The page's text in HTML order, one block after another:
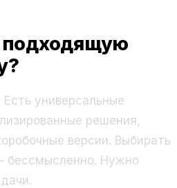
подходящую
универсальные
решения,
версии. Выбирать
бессмысленно. Нужно